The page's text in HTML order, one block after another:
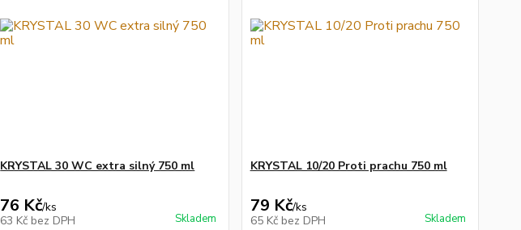
KRYSTAL 30 WC extra silný 750 ml
76 Kč/ks
63 Kč bez DPH Skladem
KRYSTAL 10/20 Proti prachu 750 ml
79 Kč/ks
65 Kč bez DPH Skladem